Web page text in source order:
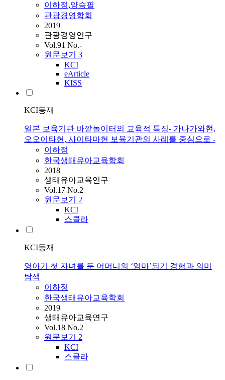
이하정,양승필
관광경영학회
2019
관광경영연구
Vol.91 No.-
원문보기 3
KCI
eArticle
KISS
KCI등재
일본 보육기관 바깥놀이터의 교육적 특징- 가나가와현,
오오이타현, 사이타마현 보육기관의 사례를 중심으로 -
이하정
한국생태유아교육학회
2018
생태유아교육연구
Vol.17 No.2
원문보기 2
KCI
스콜라
KCI등재
영아기 첫 자녀를 둔 어머니의 ‘엄마’되기 경험과 의미
탐색
이하정
한국생태유아교육학회
2019
생태유아교육연구
Vol.18 No.2
원문보기 2
KCI
스콜라